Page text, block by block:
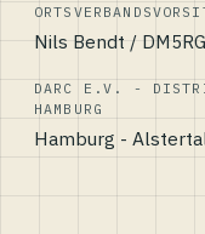
Nils Bendt / DM5RG
DARC E.V. -
HAMBURG
Hamburg -